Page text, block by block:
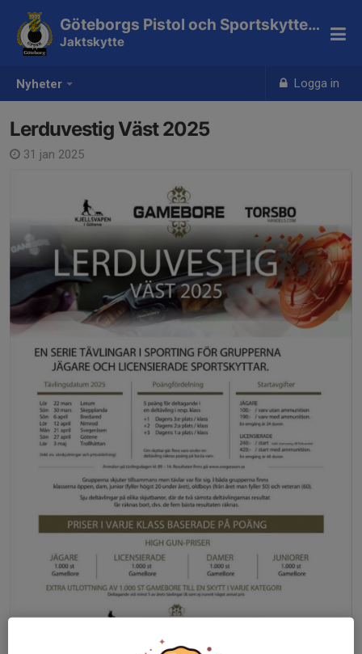
Nyheter Logga in
Göteborgs Pistol och Sportskytteklubb
Jaktskytte
Lerduvestig Väst 2025
31 jan 2025